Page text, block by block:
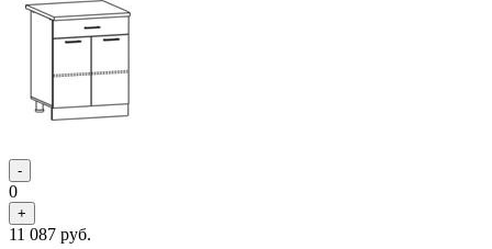
-
0
+
11 087 руб.